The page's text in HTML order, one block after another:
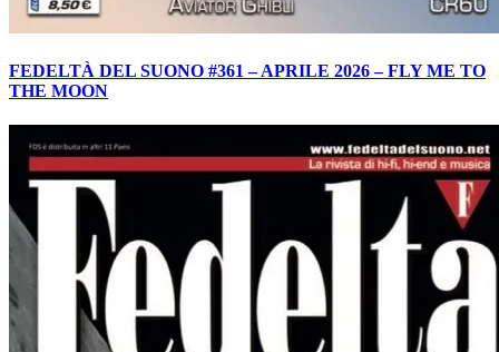
FEDELTÀ DEL SUONO #361 – APRILE 2026 – FLY ME TO
THE MOON